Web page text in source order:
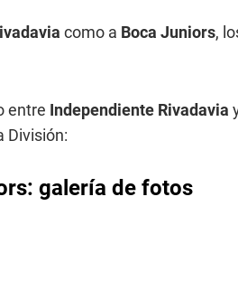
como a Boca Juniors,
entre Independiente Rivadavia
División:
galería de fotos